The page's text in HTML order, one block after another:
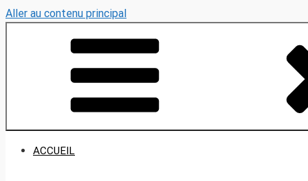
Aller au contenu principal
ACCUEIL